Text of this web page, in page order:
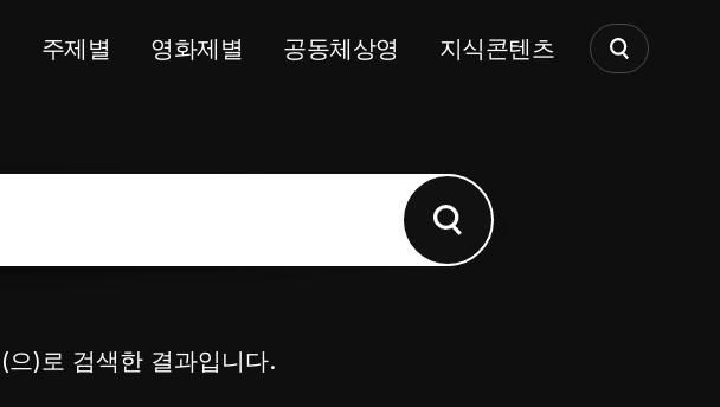
주제별 영화제별 공동체상영 지식콘텐츠
(으)로 검색한 결과입니다.